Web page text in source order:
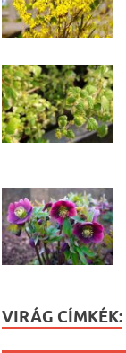
VIRÁG CÍMKÉK: